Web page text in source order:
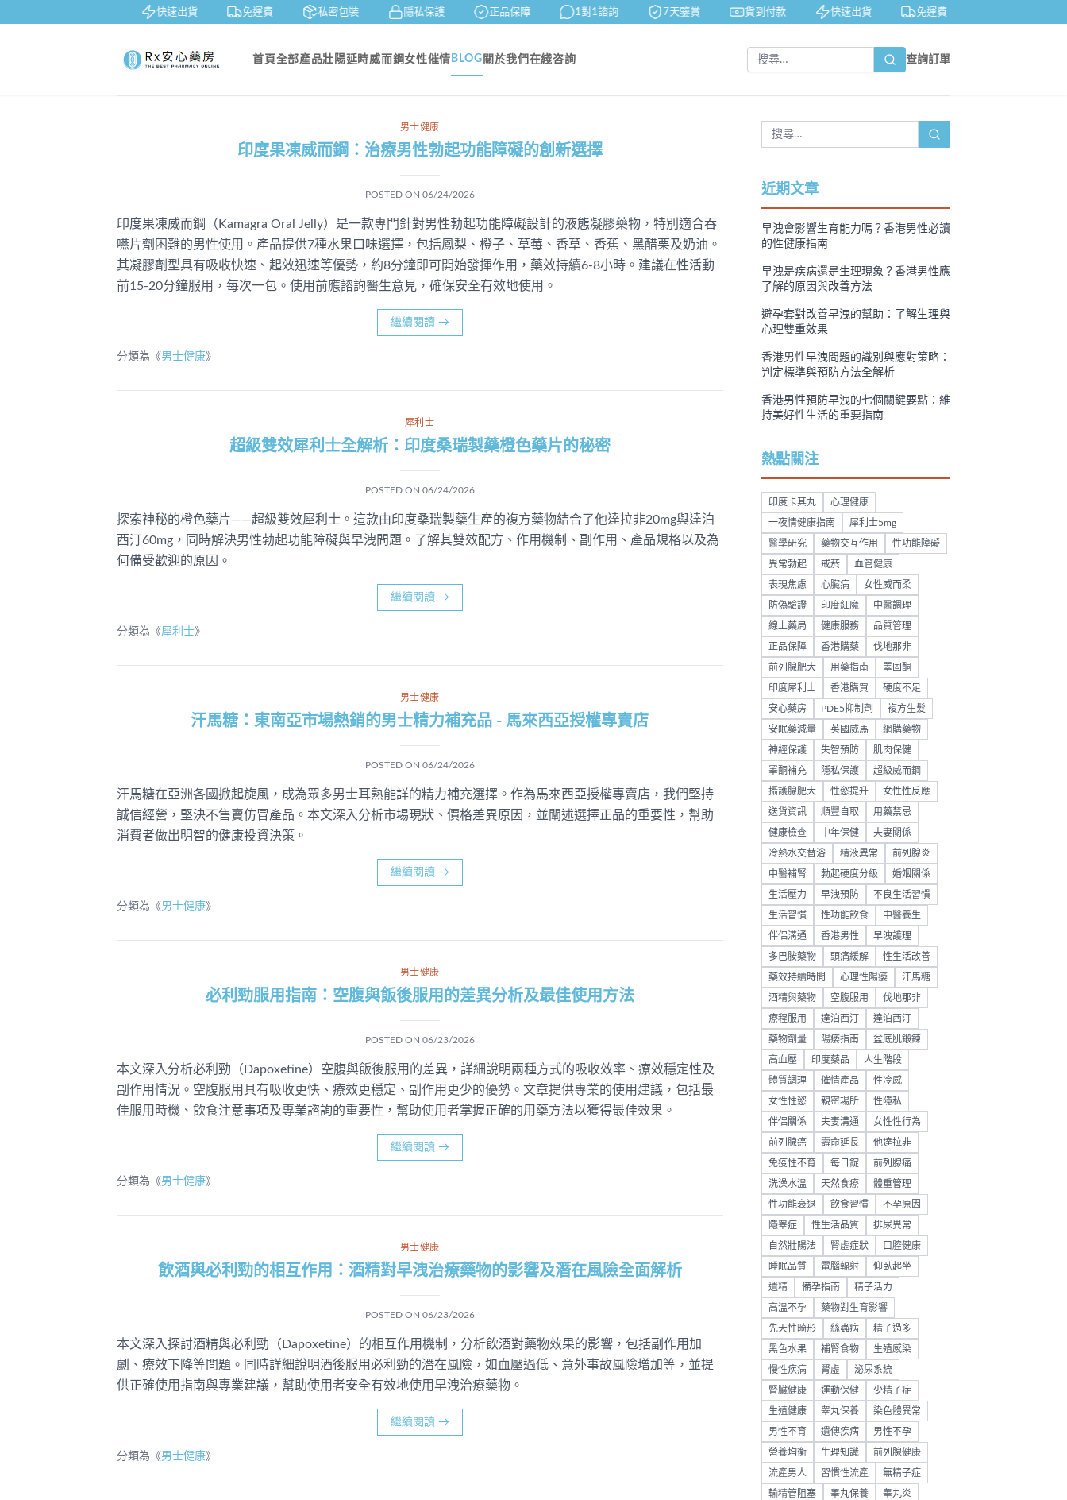
快速出貨 免運費 私密包裝 隱私保護 正品保障 1對1諮詢 7天鑒賞 貨到付款 快速出貨 免運費
首頁全部產品壯陽延時威而鋼女性催情 BLOG 關於我們 在綫咨詢 查詢訂單
男士健康
印度果凍威而鋼：治療男性勃起功能障礙的創新選擇
POSTED ON 06/24/2026
印度果凍威而鋼（Kamagra Oral Jelly）是一款專門針對男性勃起功能障礙設計的液態凝膠藥物，特別適合吞
嚥片劑困難的男性使用。產品提供7種水果口味選擇，包括鳳梨、橙子、草莓、香草、香蕉、黑醋栗及奶油。
其凝膠劑型具有吸收快速、起效迅速等優勢，約8分鐘即可開始發揮作用，藥效持續6-8小時。建議在性活動
前15-20分鐘服用，每次一包。使用前應諮詢醫生意見，確保安全有效地使用。
繼續閱讀 →
分類為《男士健康》
犀利士
超級雙效犀利士全解析：印度桑瑞製藥橙色藥片的秘密
POSTED ON 06/24/2026
探索神秘的橙色藥片——超級雙效犀利士。這款由印度桑瑞製藥生產的複方藥物結合了他達拉非20mg與達泊
西汀60mg，同時解決男性勃起功能障礙與早洩問題。了解其雙效配方、作用機制、副作用、產品規格以及為
何備受歡迎的原因。
繼續閱讀 →
分類為《犀利士》
男士健康
汗馬糖：東南亞市場熱銷的男士精力補充品 - 馬來西亞授權專賣店
POSTED ON 06/24/2026
汗馬糖在亞洲各國掀起旋風，成為眾多男士耳熟能詳的精力補充選擇。作為馬來西亞授權專賣店，我們堅持
誠信經營，堅決不售賣仿冒產品。本文深入分析市場現狀、價格差異原因，並闡述選擇正品的重要性，幫助
消費者做出明智的健康投資決策。
繼續閱讀 →
分類為《男士健康》
男士健康
必利勁服用指南：空腹與飯後服用的差異分析及最佳使用方法
POSTED ON 06/23/2026
本文深入分析必利勁（Dapoxetine）空腹與飯後服用的差異，詳細說明兩種方式的吸收效率、療效穩定性及
副作用情況。空腹服用具有吸收更快、療效更穩定、副作用更少的優勢。文章提供專業的使用建議，包括最
佳服用時機、飲食注意事項及專業諮詢的重要性，幫助使用者掌握正確的用藥方法以獲得最佳效果。
繼續閱讀 →
分類為《男士健康》
男士健康
飲酒與必利勁的相互作用：酒精對早洩治療藥物的影響及潛在風險全面解析
POSTED ON 06/23/2026
本文深入探討酒精與必利勁（Dapoxetine）的相互作用機制，分析飲酒對藥物效果的影響，包括副作用加
劇、療效下降等問題。同時詳細說明酒後服用必利勁的潛在風險，如血壓過低、意外事故風險增加等，並提
供正確使用指南與專業建議，幫助使用者安全有效地使用早洩治療藥物。
繼續閱讀 →
分類為《男士健康》
近期文章
早洩會影響生育能力嗎？香港男性必讀
的性健康指南
早洩是疾病還是生理現象？香港男性應
了解的原因與改善方法
避孕套對改善早洩的幫助：了解生理與
心理雙重效果
香港男性早洩問題的識別與應對策略：
判定標準與預防方法全解析
香港男性預防早洩的七個關鍵要點：維
持美好性生活的重要指南
熱點關注
印度卡其丸 心理健康
一夜情健康指南 犀利士5mg
醫學研究 藥物交互作用 性功能障礙
異常勃起 戒菸 血管健康
表現焦慮 心臟病 女性威而柔
防偽驗證 印度紅魔 中醫調理
線上藥局 健康服務 品質管理
正品保障 香港購藥 伐地那非
前列腺肥大 用藥指南 睪固酮
印度犀利士 香港購買 硬度不足
安心藥房 PDE5抑制劑 複方生髮
安眠藥減量 英國威馬 網購藥物
神經保護 失智預防 肌肉保健
睪酮補充 隱私保護 超級威而鋼
攝護腺肥大 性慾提升 女性性反應
送貨資訊 順豐自取 用藥禁忌
健康檢查 中年保健 夫妻關係
冷熱水交替浴 精液異常 前列腺炎
中醫補腎 勃起硬度分級 婚姻關係
生活壓力 早洩預防 不良生活習慣
生活習慣 性功能飲食 中醫養生
伴侶溝通 香港男性 早洩護理
多巴胺藥物 頭痛緩解 性生活改善
藥效持續時間 心理性陽痿 汗馬糖
酒精與藥物 空腹服用 伐地那非
療程服用 達泊西汀 達泊西汀
藥物劑量 陽痿指南 盆底肌鍛鍊
高血壓 印度藥品 人生階段
體質調理 催情產品 性冷感
女性性慾 親密場所 性隱私
伴侶關係 夫妻溝通 女性性行為
前列腺癌 壽命延長 他達拉非
免疫性不育 每日錠 前列腺痛
洗澡水溫 天然食療 體重管理
性功能衰退 飲食習慣 不孕原因
隱睾症 性生活品質 排尿異常
自然壯陽法 腎虛症狀 口腔健康
睡眠品質 電腦輻射 仰臥起坐
遺精 備孕指南 精子活力
高溫不孕 藥物對生育影響
先天性畸形 絲蟲病 精子過多
黑色水果 補腎食物 生殖感染
慢性疾病 腎虛 泌尿系統
腎臟健康 運動保健 少精子症
生殖健康 睾丸保養 染色體異常
男性不育 遺傳疾病 男性不孕
營養均衡 生理知識 前列腺健康
流產男人 習慣性流產 無精子症
輸精管阻塞 睾丸保養 睾丸炎